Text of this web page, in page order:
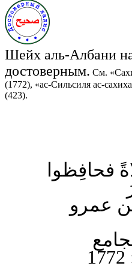
Шейх аль-Албани
достоверным. См.
(1772), «ас-Сильсиля ас-
(423).
فحافِظوا
عمرو